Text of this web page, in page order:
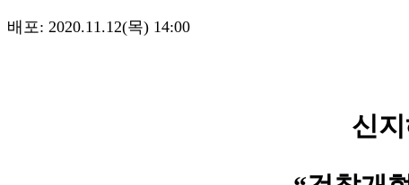
배포: 2020.11.12(목) 14:00
신